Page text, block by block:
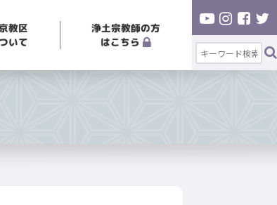
教区
いて
浄土宗教師の方
はこちら